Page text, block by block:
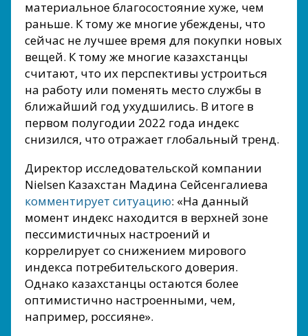
материальное благосостояние хуже, чем
раньше. К тому же многие убеждены, что
сейчас не лучшее время для покупки новых
вещей. К тому же многие казахстанцы
считают, что их перспективы устроиться
на работу или поменять место службы в
ближайший год ухудшились. В итоге в
первом полугодии 2022 года индекс
снизился, что отражает глобальный тренд.
Директор исследовательской компании
Nielsen Казахстан Мадина Сейсенгалиева
комментирует ситуацию: «На данный
момент индекс находится в верхней зоне
пессимистичных настроений и
коррелирует со снижением мирового
индекса потребительского доверия.
Однако казахстанцы остаются более
оптимистично настроенными, чем,
например, россияне».